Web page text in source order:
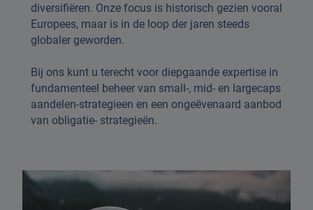
diversifiëren. Onze focus is historisch gezien vooral
Europees, maar is in de loop der jaren steeds
globaler geworden.
Bij ons kunt u terecht voor diepgaande expertise in
fundamenteel beheer van small-, mid- en largecaps
aandelen-strategieen en een ongeëvenaard aanbod
van obligatie- strategieën.